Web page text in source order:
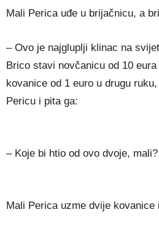
Mali Perica uđe u brijačnicu, a
– Ovo je najgluplji klinac na
Brico stavi novčanicu od 10
kovanice od 1 euro u drugu
Pericu i pita ga:
– Koje bi htio od ovo dvoje, mali?
Mali Perica uzme dvije kovanice